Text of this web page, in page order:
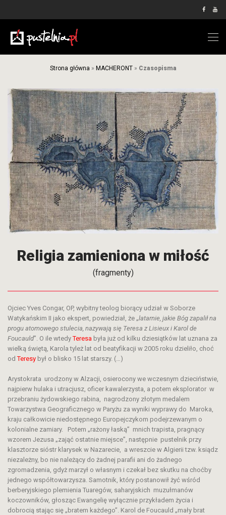
Strona główna » MACHERONT» Czasopisma
Religia zamieniona w miłość
(fragmenty)
Ojciec Yves Congar, OP, wybitny teolog biorący udział w Soborze
Watykańskim II jako ekspert, powiedział, że „latarnie, jakie Bóg zapalił na
progu atomowego stulecia, nazywają się Teresa z Lisieux i Karol de
Foucauld”. O ile wtedyTeresa była już od kilku dziesiątków lat uznana za
wielką świętą, Karola tyleż lat od beatyfikacji w 2005 roku dzieliło, choć
odTeresy był o blisko 15 lat starszy. (…)
Arystokrata urodzony w Alzacji, osierocony we wczesnym dzieciństwie,
najpierw hulaka i utracjusz, oficer kawalerzysta, a potem eksplorator w
przebraniu żydowskiego rabina, nagrodzony złotym medalem
Towarzystwa Geograficznego w Paryżu za wyniki wyprawy do Maroka,
kraju całkowicie niedostępnego Europejczykom podejrzewanym o
kolonialne zamiary. Potem „rażony łaską” mnich trapista, pragnący
wzorem Jezusa „zająć ostatnie miejsce”, następnie pustelnik przy
klasztorze sióstr klarysek w Nazarecie, a wreszcie w Algierii tzw. ksiądz
niezależny, bo nie należący do żadnej parafii ani do żadnego
zgromadzenia, gdyż marzył o własnym i czekał bez skutku na choćby
jednego współtowarzysza. Samotnik, który postanowił żyć wśród
berberyjskiego plemienia Tuaregów, saharyjskich muzułmanów
koczowników, głosząc Ewangelię wyłącznie przykładem życia i
dobrocią stając się „bratem każdego”. Karol de Foucauld „mały brat